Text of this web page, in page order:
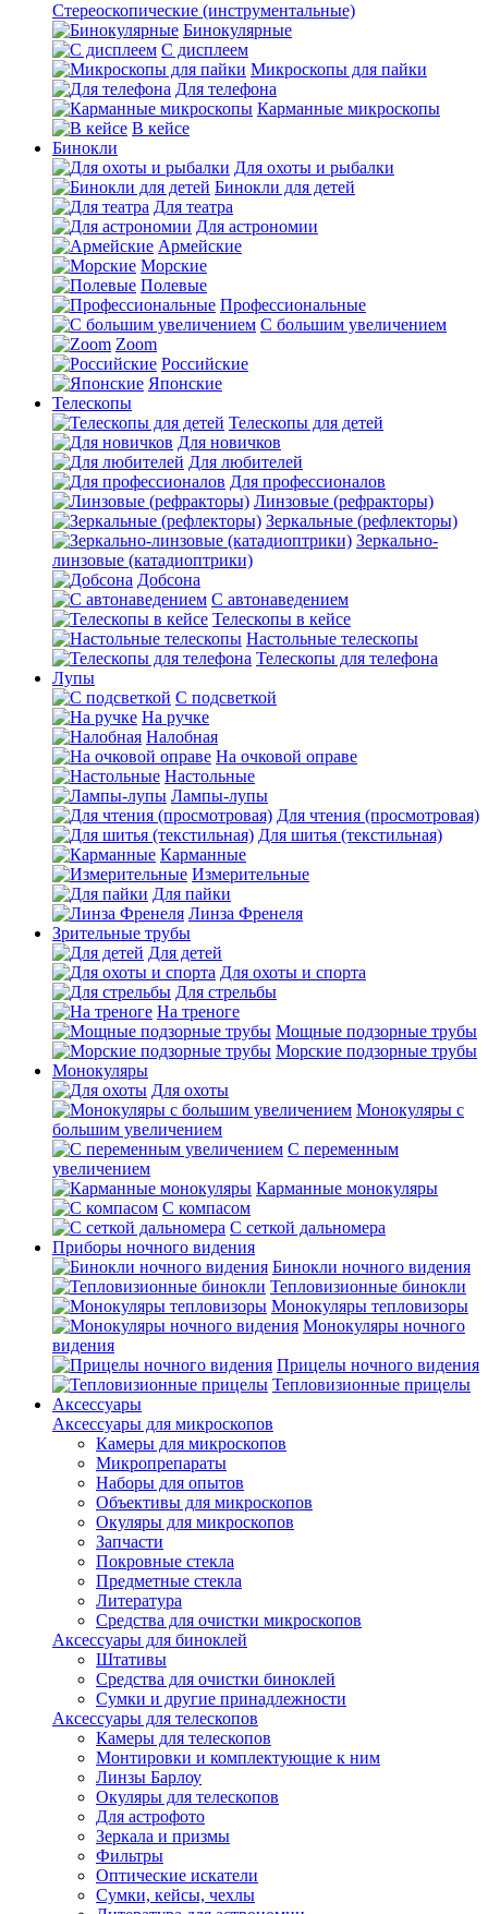
Стереоскопические (инструментальные)
Бинокулярные
С дисплеем
Микроскопы для пайки
Для телефона
Карманные микроскопы
В кейсе
Бинокли
Для охоты и рыбалки
Бинокли для детей
Для театра
Для астрономии
Армейские
Морские
Полевые
Профессиональные
С большим увеличением
Zoom
Российские
Японские
Телескопы
Телескопы для детей
Для новичков
Для любителей
Для профессионалов
Линзовые (рефракторы)
Зеркальные (рефлекторы)
Зеркально-
линзовые (катадиоптрики)
Добсона
С автонаведением
Телескопы в кейсе
Настольные телескопы
Телескопы для телефона
Лупы
С подсветкой
На ручке
Налобная
На очковой оправе
Настольные
Лампы-лупы
Для чтения (просмотровая)
Для шитья (текстильная)
Карманные
Измерительные
Для пайки
Линза Френеля
Зрительные трубы
Для детей
Для охоты и спорта
Для стрельбы
На треноге
Мощные подзорные трубы
Морские подзорные трубы
Монокуляры
Для охоты
Монокуляры с
большим увеличением
С переменным
увеличением
Карманные монокуляры
С компасом
С сеткой дальномера
Приборы ночного видения
Бинокли ночного видения
Тепловизионные бинокли
Монокуляры тепловизоры
Монокуляры ночного
видения
Прицелы ночного видения
Тепловизионные прицелы
Аксессуары
Аксессуары для микроскопов
Камеры для микроскопов
Микропрепараты
Наборы для опытов
Объективы для микроскопов
Окуляры для микроскопов
Запчасти
Покровные стекла
Предметные стекла
Литература
Средства для очистки микроскопов
Аксессуары для биноклей
Штативы
Средства для очистки биноклей
Сумки и другие принадлежности
Аксессуары для телескопов
Камеры для телескопов
Монтировки и комплектующие к ним
Линзы Барлоу
Окуляры для телескопов
Для астрофото
Зеркала и призмы
Фильтры
Оптические искатели
Сумки, кейсы, чехлы